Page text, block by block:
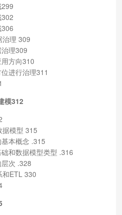
理 309
理309
方向310
进行治理311
模312
模型 315
本概念 .315
和数据模型类型 .316
次 .328
ETL 330